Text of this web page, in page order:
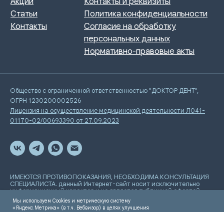
Общество с ограниченной ответственностью "ДОКТОР ДЕНТ",
ОГРН 1230200002526
Лицензия на осуществление медицинской деятельности Л041-
01170-02/00693390 от 27.09.2023
ИМЕЮТСЯ ПРОТИВОПОКАЗАНИЯ, НЕОБХОДИМА КОНСУЛЬТАЦИЯ
СПЕЦИАЛИСТА. данный Интернет-сайт носит исключительно
информационный характер и не является публичной офертой,
определяемой положениями Статьи 437 Гражданского
кодекса РФ
Мы используем Cookies и метрическую систему
«Яндекс.Метрика» (в т.ч. Вебвизор) в целях улучшения